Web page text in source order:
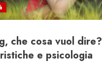
che cosa vuol dire?
e psicologia